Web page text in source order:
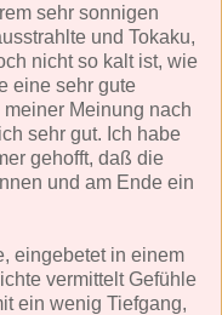
sehr sonnigen
und Tokaku,
nicht so kalt ist, wie
eine sehr gute
Meinung nach
sehr gut. Ich habe
gehofft, daß die
und am Ende ein
eingebetet in einem
vermittelt Gefühle
ein wenig Tiefgang,